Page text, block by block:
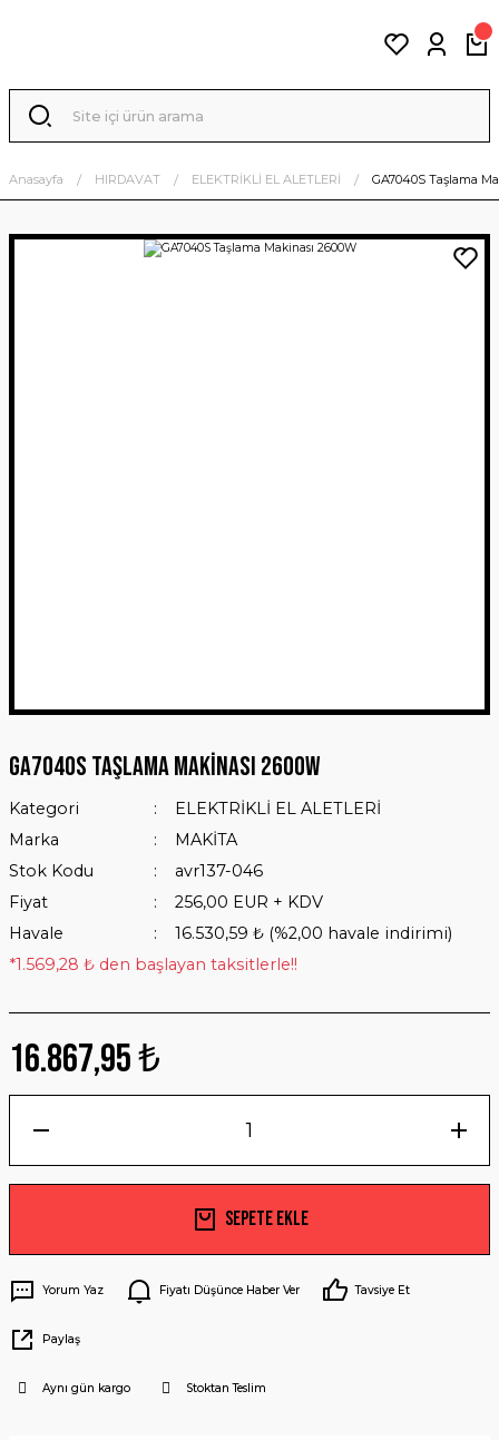
Anasayfa HIRDAVAT ELEKTRİKLİ EL ALETLERİ GA7040S Taşlama
GA7040S Taşlama Makinası 2600W
Kategori
ELEKTRİKLİ EL ALETLERİ
Marka
MAKİTA
Stok Kodu
avr137-046
Fiyat
256,00 EUR + KDV
Havale
16.530,59 ₺ (%2,00 havale indirimi)
*1.569,28 ₺ den başlayan taksitlerle!!
16.867,95 ₺
Sepete Ekle
Yorum Yaz Fiyatı Düşünce Haber Ver Tavsiye Et
Paylaş
Aynı gün kargo Stoktan Teslim